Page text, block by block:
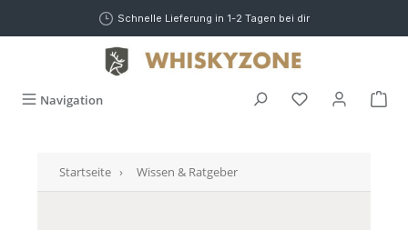
Schnelle Lieferung in 1-2 Tagen bei dir
Navigation
Startseite › Wissen & Ratgeber